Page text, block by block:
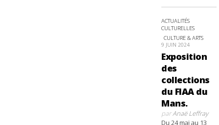
ACTUALITÉS
CULTURELLES
CULTURE & ARTS
9 JUIN 2024
Exposition
des
collections
du FIAA du
Mans.
parAnaë Leffray
Du 24 mai au 13